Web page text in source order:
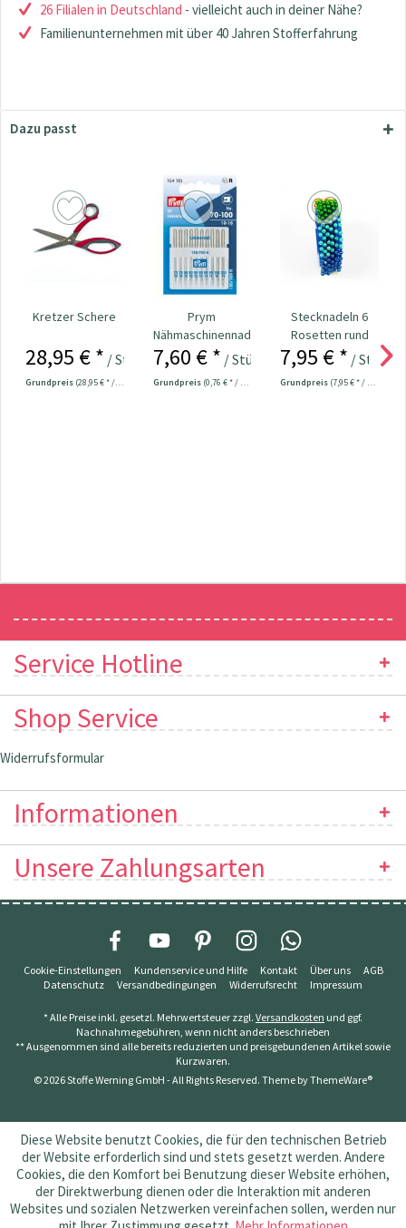
26 Filialen in Deutschland - vielleicht auch in deiner Nähe?
Familienunternehmen mit über 40 Jahren Stofferfahrung
Dazu passt
Kretzer Schere
28,95 € * / Stück
Grundpreis (28,95 € * / 1 Stück)
Prym
Nähmaschinennadeln
130/705
Universal...
7,60 € * / Stück
Grundpreis (0,76 € * / 1 Stück)
Stecknadeln 6
Rosetten rund
Kopf bunt
Nr.109534
7,95 € * / Stück
Grundpreis (7,95 € * / 1 Stück)
Service Hotline
Shop Service
Widerrufsformular
Informationen
Unsere Zahlungsarten
Cookie-Einstellungen Kundenservice und Hilfe Kontakt Über uns
AGB
Datenschutz
Versandbedingungen Widerrufsrecht Impressum
* Alle Preise inkl. gesetzl. Mehrwertsteuer zzgl. Versandkosten und ggf.
Nachnahmegebühren, wenn nicht anders beschrieben
** Ausgenommen sind alle bereits reduzierten und preisgebundenen Artikel sowie
Kurzwaren.
© 2026 Stoffe Werning GmbH - All Rights Reserved. Theme byThemeWare®
Diese Website benutzt Cookies, die für den technischen Betrieb
der Website erforderlich sind und stets gesetzt werden. Andere
Cookies, die den Komfort bei Benutzung dieser Website erhöhen,
der Direktwerbung dienen oder die Interaktion mit anderen
Websites und sozialen Netzwerken vereinfachen sollen, werden nur